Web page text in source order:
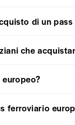
di un
che
ferroviario